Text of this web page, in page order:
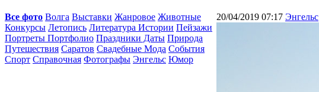
Все фото Волга Выставки Жанровое Животные
Конкурсы Летопись Литература Истории Пейзажи
Портреты Портфолио Праздники Даты Природа
Путешествия Саратов Свадебные Мода События
Спорт Справочная Фотографы Энгельс Юмор
20/04/2019 07:17 Энгельс